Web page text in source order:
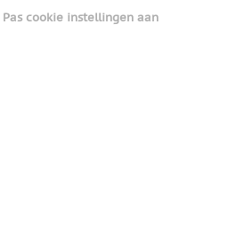
Pas cookie instellingen aan